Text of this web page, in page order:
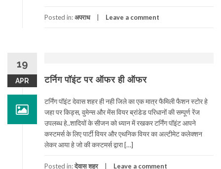
Posted in:अपराध Leave a comment
19
APR टर्निग पॉइंट पर ऑफर ही ऑफर
टर्निंग पॉइंट देवास शहर ही नही जिले का एक मात्र फैमिली फैशन स्टोर हे
जहा पर किड्स, वुमेन्स और मेंस वियर ब्रांडेड परिधानों की सम्पूर्ण रेंज
उपलब्ध हे..शादियों के सीजन को ध्यान में रखकर टर्निंग पॉइंट आपने
कस्टमर्स के लिए पार्टी वियर और एथनिक वियर का अल्टीमेट कलेक्शन
लेकर आया हे जो की कस्टमर्स द्वारा […]
Posted in:देवास शहर Leave a comment